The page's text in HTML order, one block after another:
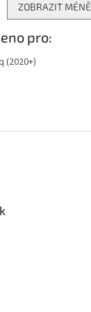
ZOBRAZIT MÉNĚ
pro:
(2020+)